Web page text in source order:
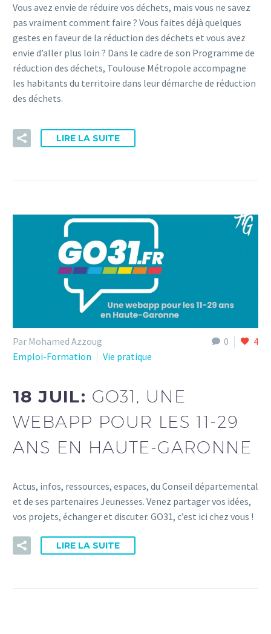
Vous avez envie de réduire vos déchets, mais vous ne savez
pas vraiment comment faire ? Vous faites déjà quelques
gestes en faveur de la réduction des déchets et vous avez
envie d’aller plus loin ? Dans le cadre de son Programme de
réduction des déchets, Toulouse Métropole accompagne
les habitants du territoire dans leur démarche de réduction
des déchets.
LIRE LA SUITE
0 4
Par Mohamed Azzoug
Emploi-Formation
Vie pratique
18 JUIL: GO31, UNE
WEBAPP POUR LES 11-29
ANS EN HAUTE-GARONNE
Actus, infos, ressources, espaces, du Conseil départemental
et de ses partenaires Jeunesses. Venez partager vos idées,
vos projets, échanger et discuter. GO31, c’est ici chez vous !
LIRE LA SUITE